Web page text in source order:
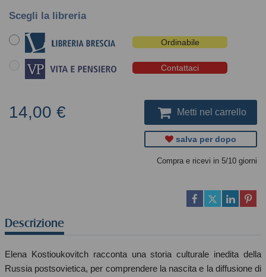
Scegli la libreria
Ordinabile
Contattaci
14,00 € Metti nel carrello
salva per dopo
Compra e ricevi in 5/10 giorni
Descrizione
Elena Kostioukovitch racconta una storia culturale inedita della
Russia postsovietica, per comprendere la nascita e la diffusione di